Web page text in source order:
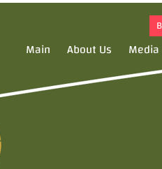
Main About Us Media